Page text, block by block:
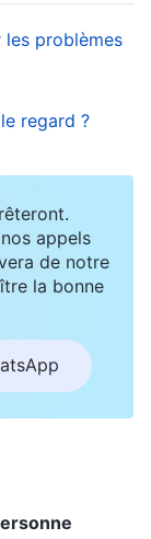
ils faire
ce
?
de désirs
moins de
prix plus
autres
pas très
demander :
moralité,
? N’est-
les problèmes
regard ?
appels
de notre
la bonne